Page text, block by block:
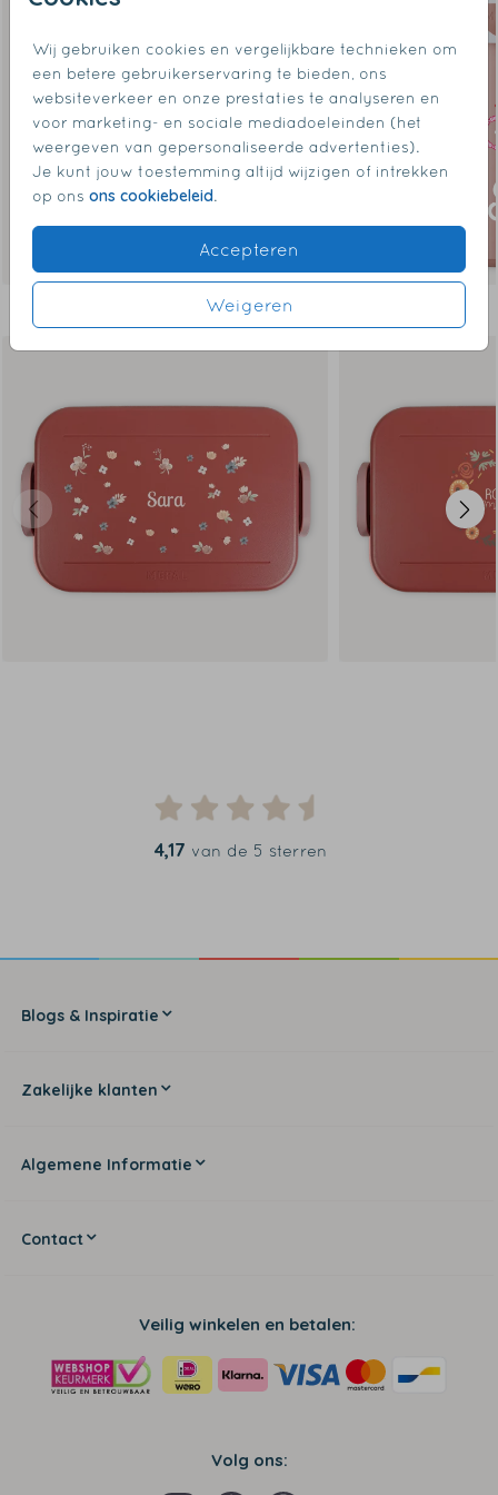
Wij gebruiken cookies en vergelijkbare technieken om
een betere gebruikerservaring te bieden, ons
websiteverkeer en onze prestaties te analyseren en
voor marketing- en sociale mediadoeleinden (het
weergeven van gepersonaliseerde advertenties).
Je kunt jouw toestemming altijd wijzigen of intrekken
op ons ons cookiebeleid.
Accepteren
Weigeren
Dit vind je misschien ook leuk
4,17 van de 5 sterren
Blogs & Inspiratie
Zakelijke klanten
Algemene Informatie
Contact
Veilig winkelen en betalen:
Volg ons: